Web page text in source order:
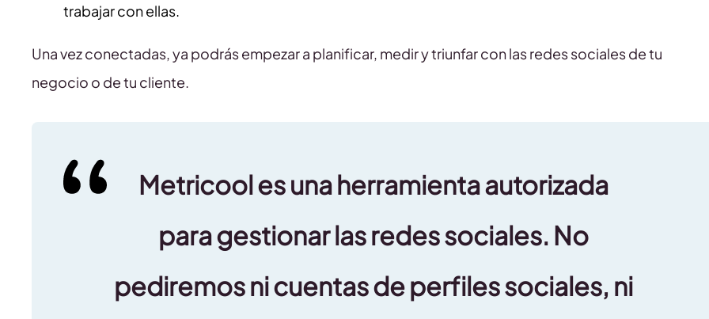
trabajar con ellas.
Una vez conectadas, ya podrás empezar a planificar, medir y triunfar con las redes sociales de tu
negocio o de tu cliente.
Metricool es una herramienta autorizada
para gestionar las redes sociales. No
pediremos ni cuentas de perfiles sociales, ni